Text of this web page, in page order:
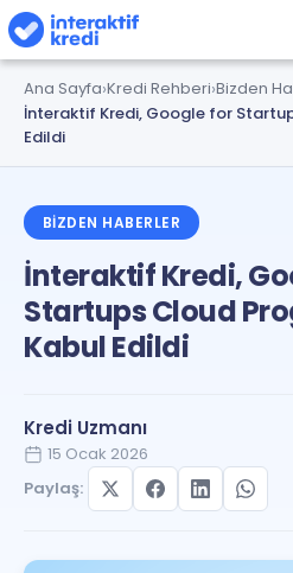
Ana Sayfa Kredi Rehberi Bizden
İnteraktif Kredi, Google for
Edildi
BIZDEN HABERLER
İnteraktif Kredi,
Startups Cloud
Kabul Edildi
Kredi Uzmanı
15 Ocak 2026
Paylaş: